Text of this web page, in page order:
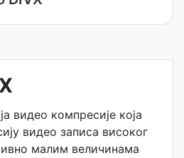
видео компресије која
видео записа високог
малим величинама